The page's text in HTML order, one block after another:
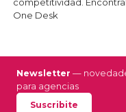
competitividad.
One Desk
Newsletter —
para agencias
Suscribite